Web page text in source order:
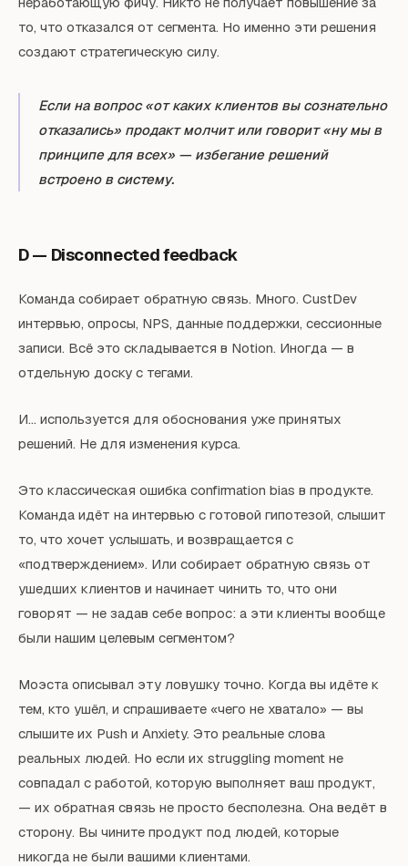
то, что отказался от сегмента. Но именно эти решения
создают стратегическую силу.
Если на вопрос «от каких клиентов вы сознательно
отказались» продакт молчит или говорит «ну мы в
принципе для всех» — избегание решений
встроено в систему.
D — Disconnected feedback
Команда собирает обратную связь. Много. CustDev
интервью, опросы, NPS, данные поддержки, сессионные
записи. Всё это складывается в Notion. Иногда — в
отдельную доску с тегами.
И... используется для обоснования уже принятых
решений. Не для изменения курса.
Это классическая ошибка confirmation bias в продукте.
Команда идёт на интервью с готовой гипотезой, слышит
то, что хочет услышать, и возвращается с
«подтверждением». Или собирает обратную связь от
ушедших клиентов и начинает чинить то, что они
говорят — не задав себе вопрос: а эти клиенты вообще
были нашим целевым сегментом?
Моэста описывал эту ловушку точно. Когда вы идёте к
тем, кто ушёл, и спрашиваете «чего не хватало» — вы
слышите их Push и Anxiety. Это реальные слова
реальных людей. Но если их struggling moment не
совпадал с работой, которую выполняет ваш продукт,
— их обратная связь не просто бесполезна. Она ведёт в
сторону. Вы чините продукт под людей, которые
никогда не были вашими клиентами.